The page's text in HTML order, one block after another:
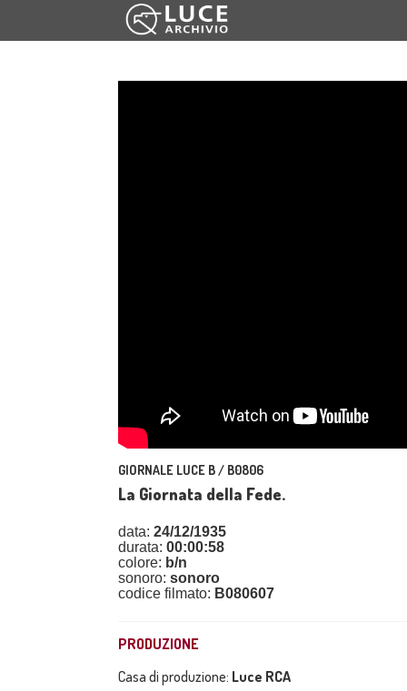
GIORNALE LUCE B / B0806
La Giornata della Fede.
data: 24/12/1935
durata: 00:00:58
colore: b/n
sonoro: sonoro
codice filmato: B080607
PRODUZIONE
Casa di produzione: Luce RCA